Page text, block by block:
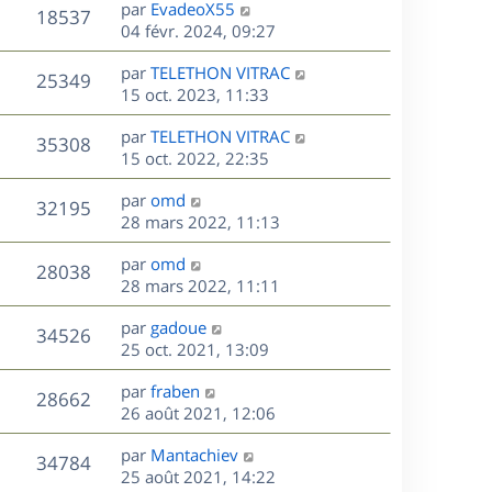
s
n
i
e
r
m
e
s
s
a
g
e
18537V
u
s
D
e
r
n
i
e
r
m
e
s
s
a
g
e
par EvadeoX55
04 févr. 2024, 09:27
25349V
u
e
D
e
r
n
i
e
r
m
e
s
s
a
g
e
par TELETHON VITRAC
15 oct. 2023, 11:33
35308V
u
s
D
e
r
n
i
e
r
m
e
s
s
a
g
e
par TELETHON VITRAC
15 oct. 2022, 22:35
32195V
u
e
D
e
r
n
i
e
r
m
e
s
s
a
g
e
par omd
28 mars 2022, 11:13
28038V
u
e
s
D
e
r
n
i
e
r
m
e
s
s
par omd
28 mars 2022, 11:11
34526V
u
e
D
e
r
n
i
e
r
m
par gadoue
25 oct. 2021, 13:09
28662V
u
D
e
r
n
i
par fraben
26 août 2021, 12:06
34784V
D
e
par Mantachiev
25 août 2021, 14:22